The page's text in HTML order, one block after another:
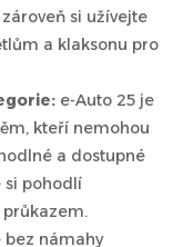
si užívejte
a klaksonu pro
e-Auto 25 je
kteří nemohou
a dostupné
si pohodlí
bez námahy